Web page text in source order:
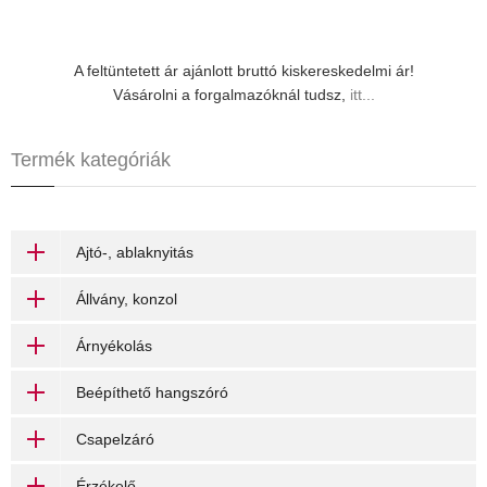
A feltüntetett ár ajánlott bruttó kiskereskedelmi ár!
Vásárolni a forgalmazóknál tudsz, itt...
Termék kategóriák
Ajtó-, ablaknyitás
Állvány, konzol
Árnyékolás
Beépíthető hangszóró
Csapelzáró